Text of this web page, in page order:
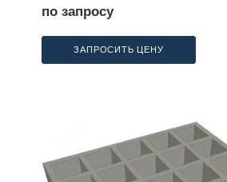
по запросу
ЗАПРОСИТЬ ЦЕНУ